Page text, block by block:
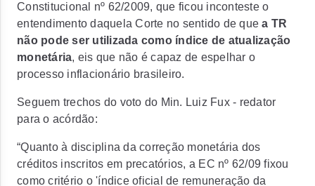
Constitucional nº 62/2009, que ficou inconteste o
entendimento daquela Corte no sentido de quea TR
não pode ser utilizada como índice de atualização
monetária, eis que não é capaz de espelhar o
processo inflacionário brasileiro.
Seguem trechos do voto do Min. Luiz Fux - redator
para o acórdão:
“Quanto à disciplina da correção monetária dos
créditos inscritos em precatórios, a EC nº 62/09 fixou
como critério o 'índice oficial de remuneração da